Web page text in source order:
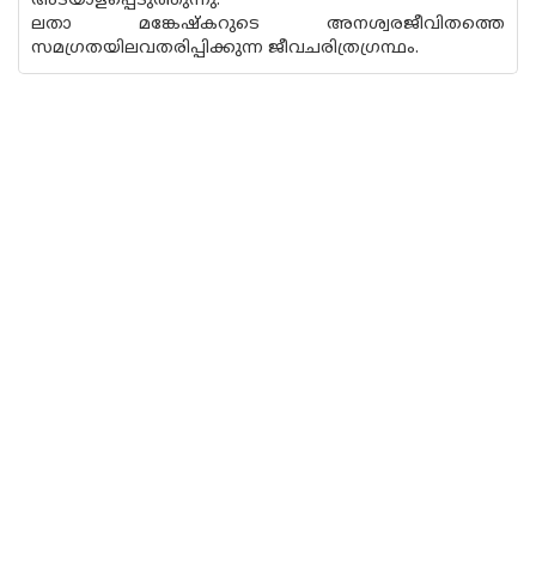
ലതാ മങ്കേഷ്കറുടെ അനശ്വരജീവിതത്തെ
സമഗ്രതയിലവതരിപ്പിക്കുന്ന ജീവചരിത്രഗ്രന്ഥം.